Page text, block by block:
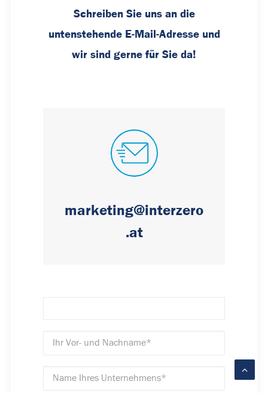
Schreiben Sie uns an die
untenstehende E-Mail-Adresse und
wir sind gerne für Sie da!
marketing@interzero
.at